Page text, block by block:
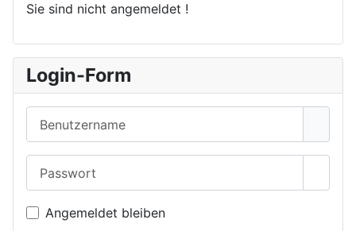
Sie sind nicht angemeldet !
Login-Form
Angemeldet bleiben